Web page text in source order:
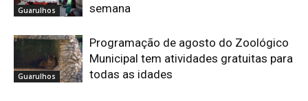
Guarulhos
semana
Guarulhos
Programação de agosto do Zoológico
Municipal tem atividades gratuitas para
todas as idades